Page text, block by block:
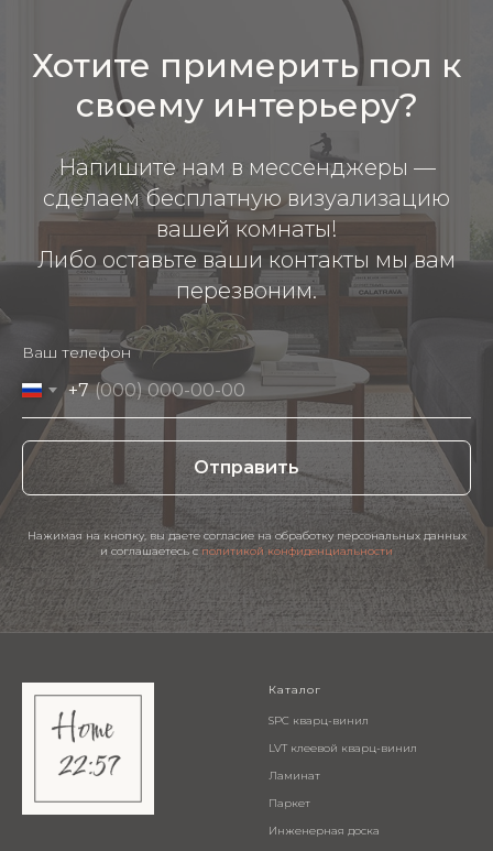
Хотите примерить пол к
своему интерьеру?
Напишите нам в мессенджеры —
сделаем бесплатную визуализацию
вашей комнаты!
Либо оставьте ваши контакты мы вам
перезвоним.
Ваш телефон
+7
Отправить
Нажимая на кнопку, вы даете согласие на обработку персональных данных
и соглашаетесь c политикой конфиденциальности
Каталог
SPC кварц-винил
LVT клеевой кварц-винил
Ламинат
Паркет
Инженерная доска